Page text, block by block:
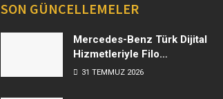
SON GÜNCELLEMELER
Mercedes-Benz Türk Dijital
Hizmetleriyle Filo
Yönetiminde Yeni Dönem
31 TEMMUZ 2026